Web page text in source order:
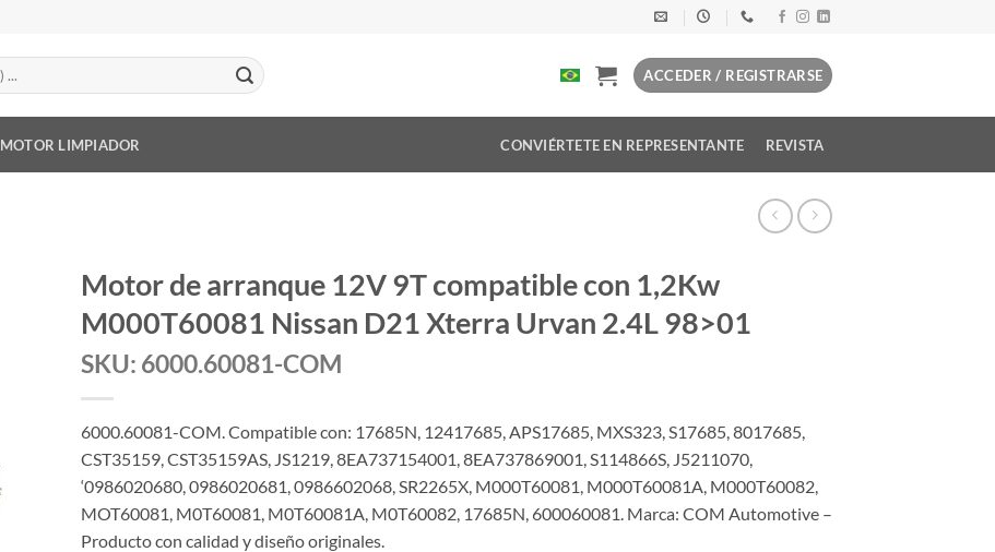
ACCEDER / REGISTRARSE
MOTOR LIMPIADOR CONVIÉRTETE EN REPRESENTANTE REVISTA
Motor de arranque 12V 9T compatible con 1,2Kw
M000T60081 Nissan D21 Xterra Urvan 2.4L 98>01
SKU: 6000.60081-COM
6000.60081-COM. Compatible con: 17685N, 12417685, APS17685, MXS323, S17685, 8017685,
CST35159, CST35159AS, JS1219, 8EA737154001, 8EA737869001, S114866S, J5211070,
‘0986020680, 0986020681, 0986602068, SR2265X, M000T60081, M000T60081A, M000T60082,
MOT60081, M0T60081, M0T60081A, M0T60082, 17685N, 600060081. Marca: COM Automotive –
Producto con calidad y diseño originales.